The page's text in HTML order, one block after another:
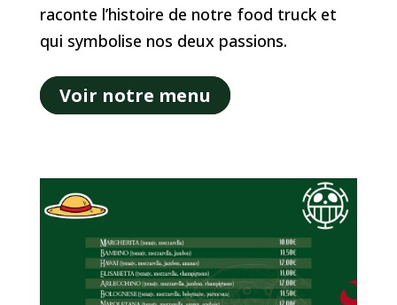
raconte l’histoire de notre food truck et
qui symbolise nos deux passions.
Voir notre menu